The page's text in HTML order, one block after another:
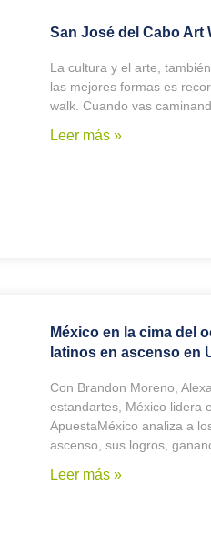
San José del Cabo Art
La cultura y el arte,
las mejores formas es
walk. Cuando vas
Leer más »
México en la cima del
latinos en ascenso en
Con Brandon Moreno,
estandartes, México lidera
ApuestaMéxico analiza a
ascenso, sus logros,
Leer más »